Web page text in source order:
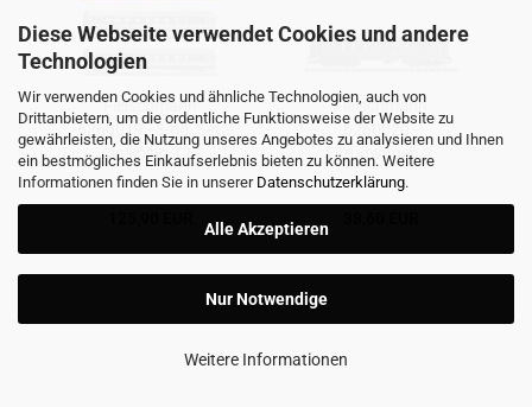
Diese Webseite verwendet Cookies und andere
Technologien
Wir verwenden Cookies und ähnliche Technologien, auch von
Drittanbietern, um die ordentliche Funktionsweise der Website zu
gewährleisten, die Nutzung unseres Angebotes zu analysieren und Ihnen
ein bestmögliches Einkaufserlebnis bieten zu können. Weitere
Informationen finden Sie in unserer Datenschutzerklärung.
Alle Akzeptieren
Nur Notwendige
Weitere Informationen
Fleischmann
6260019 - 3-tlg. Set:
Cisalpino, CIS
Fleischmann
6260020 -
Eilzugwagen 2.
Klasse, DR